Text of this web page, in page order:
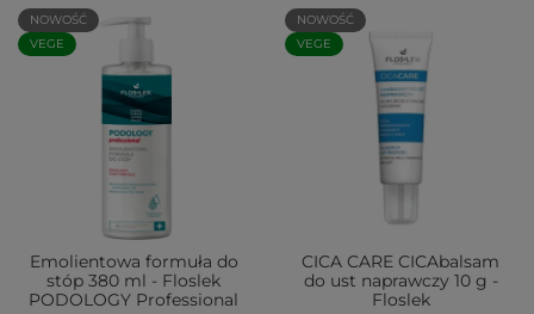
NOWOŚĆ
VEGE
Emolientowa formuła do
stóp 380 ml - Floslek
PODOLOGY Professional
NOWOŚĆ
VEGE
CICA CARE CICAbalsam
do ust naprawczy 10 g -
Floslek